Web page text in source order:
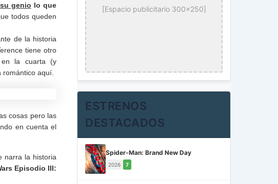
su genio lo que
todos queden
de la historia
tiene otro
en la cuarta (y
aquí.
cosas pero las
en cuenta el
narra la historia
Episodio III:
[Espacio publicitario 300x250]
ESTRENOS
DESTACADOS
Spider-Man: Brand New Day
2026 7